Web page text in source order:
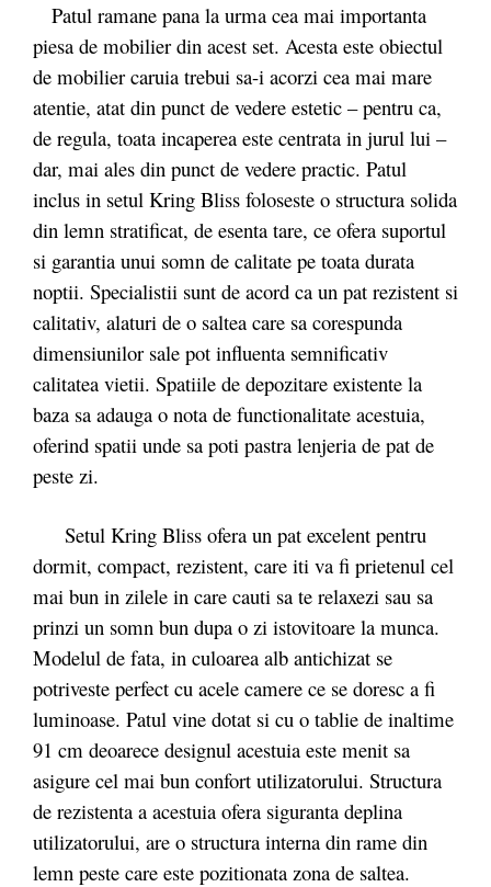
Patul ramane pana la urma cea mai importanta
piesa de mobilier din acest set. Acesta este obiectul
de mobilier caruia trebui sa-i acorzi cea mai mare
atentie, atat din punct de vedere estetic – pentru ca,
de regula, toata incaperea este centrata in jurul lui –
dar, mai ales din punct de vedere practic. Patul
inclus in setul Kring Bliss foloseste o structura solida
din lemn stratificat, de esenta tare, ce ofera suportul
si garantia unui somn de calitate pe toata durata
noptii. Specialistii sunt de acord ca un pat rezistent si
calitativ, alaturi de o saltea care sa corespunda
dimensiunilor sale pot influenta semnificativ
calitatea vietii. Spatiile de depozitare existente la
baza sa adauga o nota de functionalitate acestuia,
oferind spatii unde sa poti pastra lenjeria de pat de
peste zi.
Setul Kring Bliss ofera un pat excelent pentru
dormit, compact, rezistent, care iti va fi prietenul cel
mai bun in zilele in care cauti sa te relaxezi sau sa
prinzi un somn bun dupa o zi istovitoare la munca.
Modelul de fata, in culoarea alb antichizat se
potriveste perfect cu acele camere ce se doresc a fi
luminoase. Patul vine dotat si cu o tablie de inaltime
91 cm deoarece designul acestuia este menit sa
asigure cel mai bun confort utilizatorului. Structura
de rezistenta a acestuia ofera siguranta deplina
utilizatorului, are o structura interna din rame din
lemn peste care este pozitionata zona de saltea.